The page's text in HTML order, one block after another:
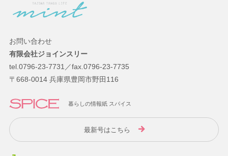
お問い合わせ
有限会社ジョインスリー
tel.0796-23-7731／fax.0796-23-7735
〒668-0014 兵庫県豊岡市野田116
暮らしの情報紙 スパイス
最新号はこちら